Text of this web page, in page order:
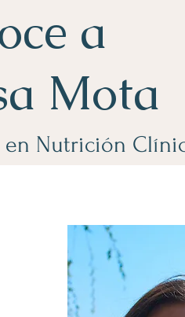
a
Mota
Nutrición